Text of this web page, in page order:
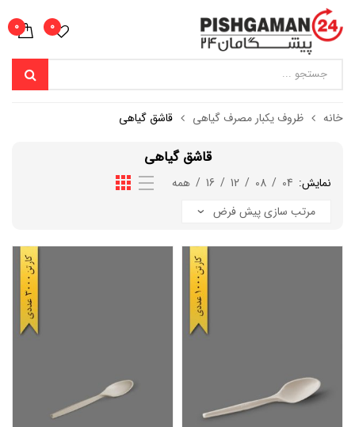
0
0
خانه ظروف یکبار مصرف گیاهی قاشق گیاهی
قاشق گیاهی
نمایش: 04
/
08
/
12
/
16
/ همه